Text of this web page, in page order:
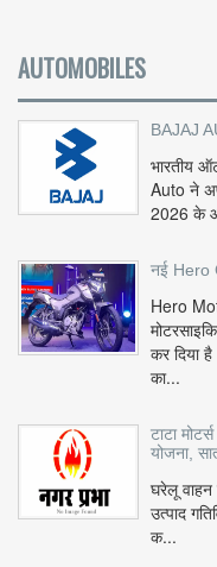
AUTOMOBILES
BAJAJ
भारतीय
Auto ने
2026 के
नई Hero
Hero
कर दिया
का...
टाटा
योजना,
घरेलू वाहन
उत्पाद
क...